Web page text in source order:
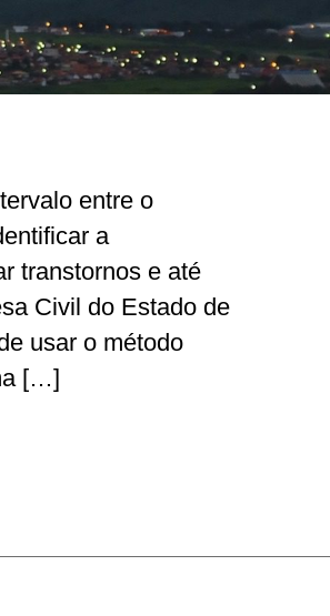
entre o
a
transtornos e até
Civil do Estado de
usar o método
[…]